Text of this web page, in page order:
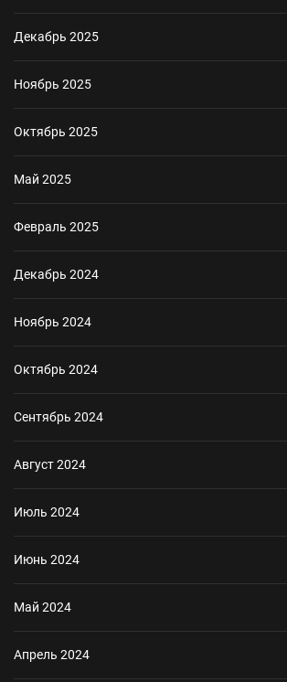
Декабрь 2025
Ноябрь 2025
Октябрь 2025
Май 2025
Февраль 2025
Декабрь 2024
Ноябрь 2024
Октябрь 2024
Сентябрь 2024
Август 2024
Июль 2024
Июнь 2024
Май 2024
Апрель 2024